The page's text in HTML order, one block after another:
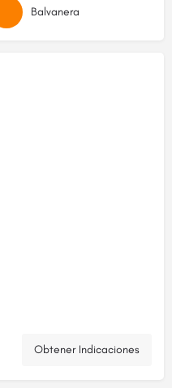
Balvanera
Obtener Indicaciones